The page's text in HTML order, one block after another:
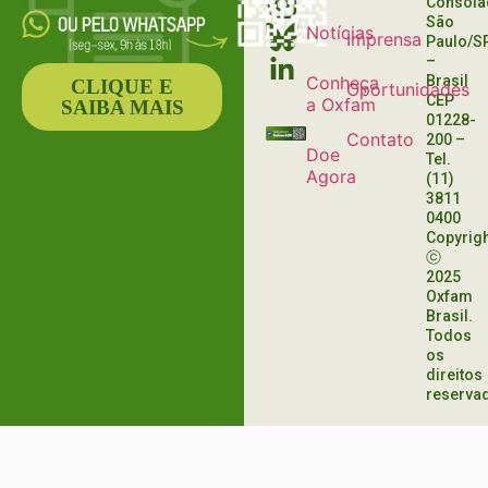
Notícias
Conheça
a Oxfam
Doe
Agora
Imprensa
Oportunidades
Contato
São
Paulo/
–
Brasil
CEP
01228-
200 –
Tel.
(11)
3811
0400
ⓒ
2025
Oxfam
Brasil.
Todos
os
direitos
CLIQUE E
SAIBA MAIS